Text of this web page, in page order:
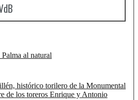
al natural
histórico torilero de la Monumental
de los toreros Enrique y Antonio